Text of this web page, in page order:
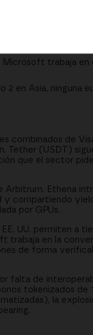
Microsoft trabaja
2 en Asia, ninguna
combinados de
Tether (USDT)
que el sector
Arbitrum. Ethena
compartiendo
por GPUs.
UU. permiten a
trabaja en la
de forma
falta de
tokenizados de
la